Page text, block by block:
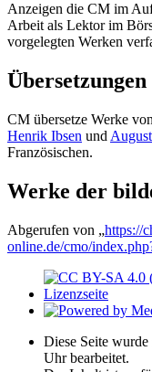
Anzeigen die CM im
Arbeit als Lektor im
vorgelegten Werken
Übersetzungen
CM übersetze Werke von
Henrik Ibsen und
Französischen.
Werke der
Abgerufen von „https://
online.de/cmo/
Diese Seite
Uhr bearbeitet.